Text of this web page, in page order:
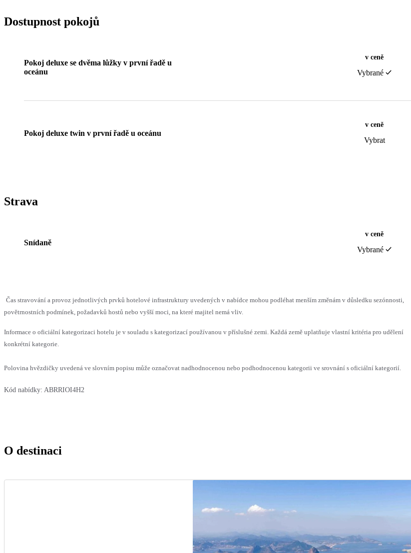
Dostupnost pokojů
Pokoj deluxe se dvěma lůžky v první řadě u
oceánu
v ceně
Vybrané
Pokoj deluxe twin v první řadě u oceánu
v ceně
Vybrat
Strava
Snídaně
v ceně
Vybrané
Čas stravování a provoz jednotlivých prvků hotelové infrastruktury uvedených v nabídce mohou podléhat menším změnám v důsledku sezónnosti,
povětrnostních podmínek, požadavků hostů nebo vyšší moci, na které majitel nemá vliv.
Informace o oficiální kategorizaci hotelu je v souladu s kategorizací používanou v příslušné zemi. Každá země uplatňuje vlastní kritéria pro udělení
konkrétní kategorie.
Polovina hvězdičky uvedená ve slovním popisu může označovat nadhodnocenou nebo podhodnocenou kategorii ve srovnání s oficiální kategorií.
Kód nabídky: ABRRIOI4H2
O destinaci